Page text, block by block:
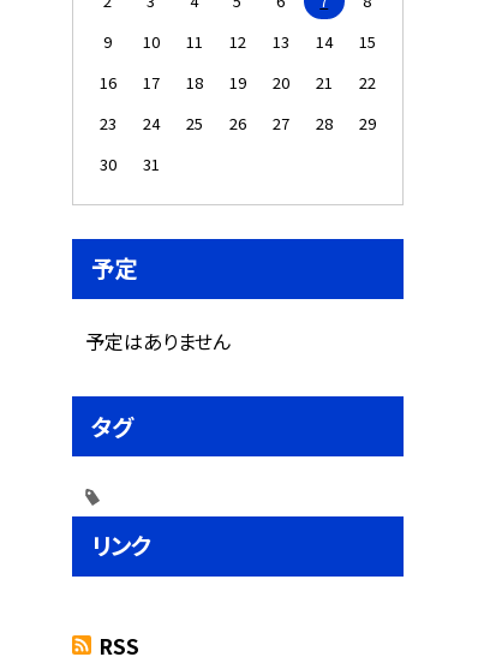
9
10 11 12 13 14
15
16
17 18 19 20 21
22
23
24 25 26 27 28
29
30
31
予定
予定はありません
タグ
リンク
RSS